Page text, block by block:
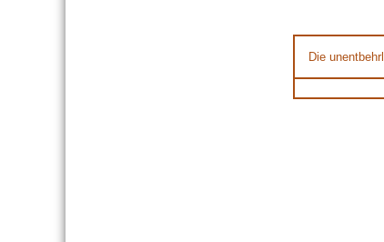
Die